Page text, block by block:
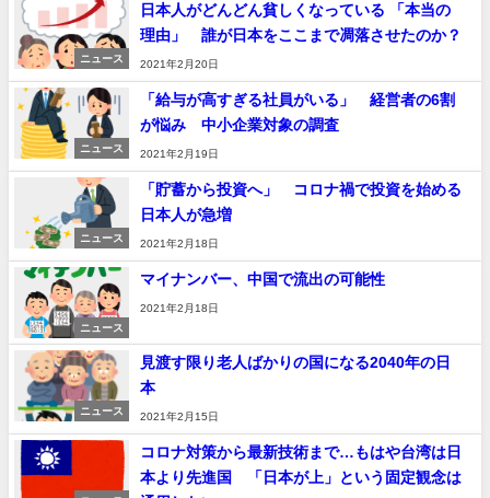
【悲報】2050年の日本、独身ボッチ祭りが現実になるとかｗｗｗ
ｗ 他 / 2chnaviヘッドライン
ニュース
日本人がどんどん貧しくなっている 「本当の
理由」 誰が日本をここまで凋落させたのか？
2021年2月20日
ニュース
「給与が高すぎる社員がいる」 経営者の6割
が悩み 中小企業対象の調査
2021年2月19日
ニュース
「貯蓄から投資へ」 コロナ禍で投資を始める
日本人が急増
2021年2月18日
ニュース
マイナンバー、中国で流出の可能性
2021年2月18日
ニュース
見渡す限り老人ばかりの国になる2040年の日
本
2021年2月15日
コロナ対策から最新技術まで…もはや台湾は日
本より先進国 「日本が上」という固定観念は